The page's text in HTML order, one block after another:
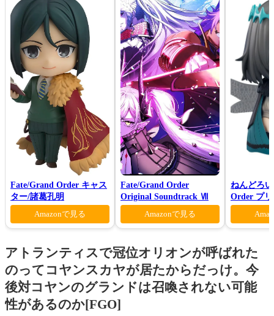
Fate/Grand Order キャス
ター/諸葛孔明
Amazonで見る
Fate/Grand Order
Original Soundtrack Ⅶ
Amazonで見る
ねんどろ
Order プ
ロン ヴォ
アトランティスで冠位オリオンが呼ばれた
のってコヤンスカヤが居たからだっけ。今
後対コヤンのグランドは召喚されない可能
性があるのか[FGO]